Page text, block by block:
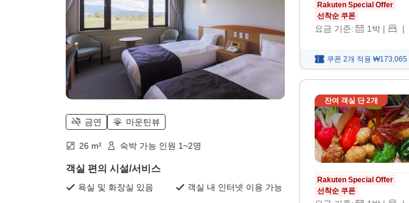
금연 마운틴뷰
26 m² 숙박 가능 인원 1~2명
객실 편의 시설/서비스
욕실 및 화장실 있음 객실 내 인터넷 이용 가능
Rakuten Special Offer
선착순 쿠폰
요금 기준: 1박 | |
쿠폰 2개 적용 ₩173,065
잔여 객실 단2개
Rakuten Special Offer
선착순 쿠폰